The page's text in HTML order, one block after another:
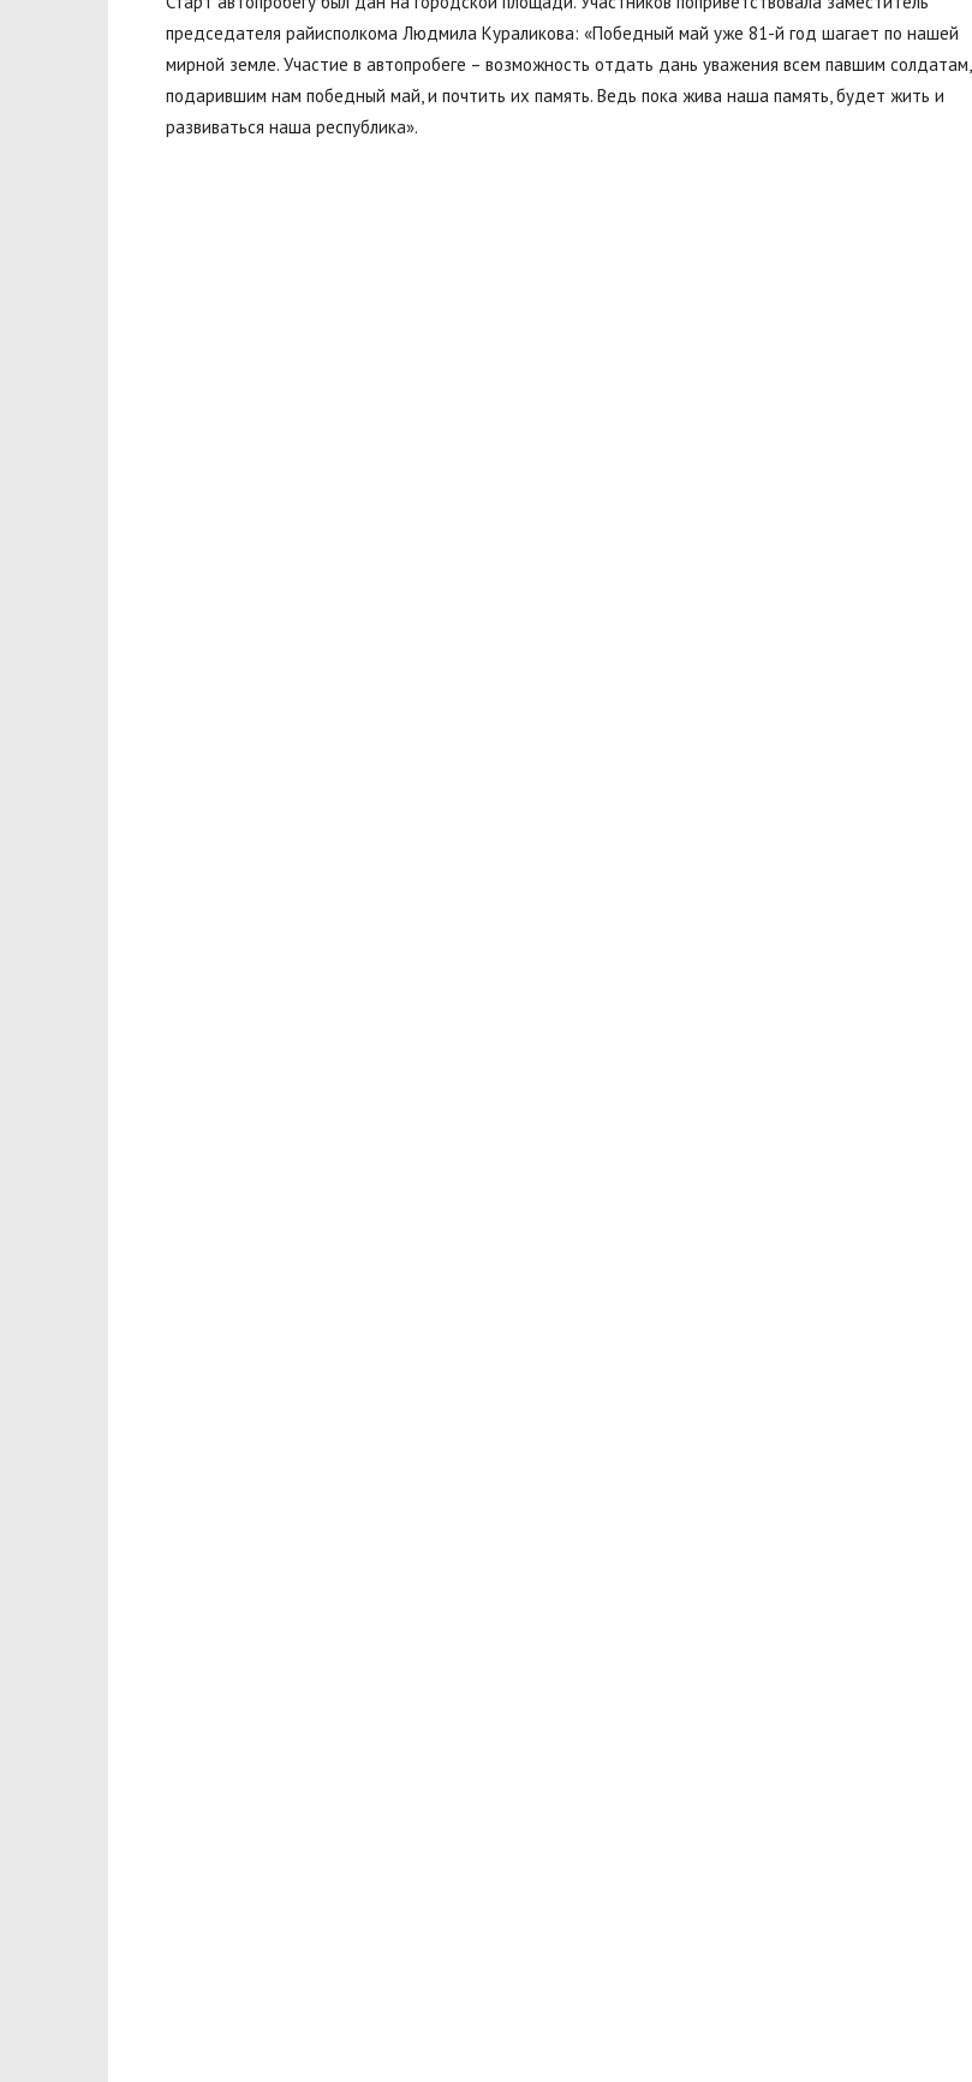
председателя райисполкома Людмила Кураликова: «Победный май уже 81-й год шагает по нашей
мирной земле. Участие в автопробеге – возможность отдать дань уважения всем павшим солдатам,
подарившим нам победный май, и почтить их память. Ведь пока жива наша память, будет жить и
развиваться наша республика».